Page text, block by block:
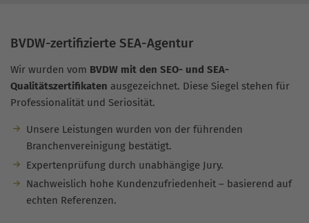
BVDW-zertifizierte SEA-Agentur
Wir wurden vom BVDW mit den SEO- und SEA-
Qualitätszertifikaten ausgezeichnet. Diese Siegel stehen für
Professionalität und Seriosität.
Unsere Leistungen wurden von der führenden
Branchenvereinigung bestätigt.
Expertenprüfung durch unabhängige Jury.
Nachweislich hohe Kundenzufriedenheit – basierend auf
echten Referenzen.